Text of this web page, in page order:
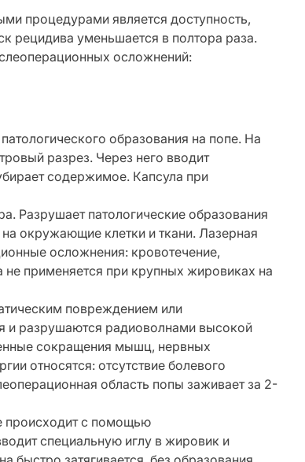
процедурами является доступность,
рецидива уменьшается в полтора раза.
осложнений:
образования на попе. На
разрез. Через него вводит
содержимое. Капсула при
Разрушает патологические образования
окружающие клетки и ткани. Лазерная
осложнения: кровотечение,
применяется при крупных жировиках на
повреждением или
и разрушаются радиоволнами высокой
сокращения мышц, нервных
относятся: отсутствие болевого
область попы заживает за 2-
происходит с помощью
специальную иглу в жировик и